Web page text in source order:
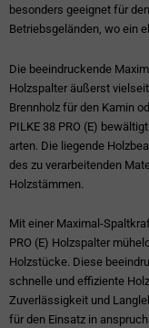
besonders geeignet für
Betriebsgeländen, wo ein
Die beeindruckende
Holzspalter äußerst
Brennholz für den Kamin
PILKE 38 PRO (E)
arten. Die liegende
des zu verarbeitenden
Holzstämmen.
Mit einer Maximal-
PRO (E) Holzspalter
Holzstücke. Diese
schnelle und effiziente
Zuverlässigkeit und
für den Einsatz in